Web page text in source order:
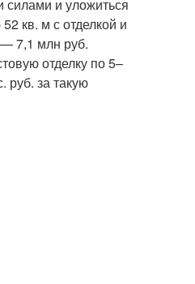
силами и уложиться
кв. м с отделкой и
7,1 млн руб.
отделку по 5–
руб. за такую